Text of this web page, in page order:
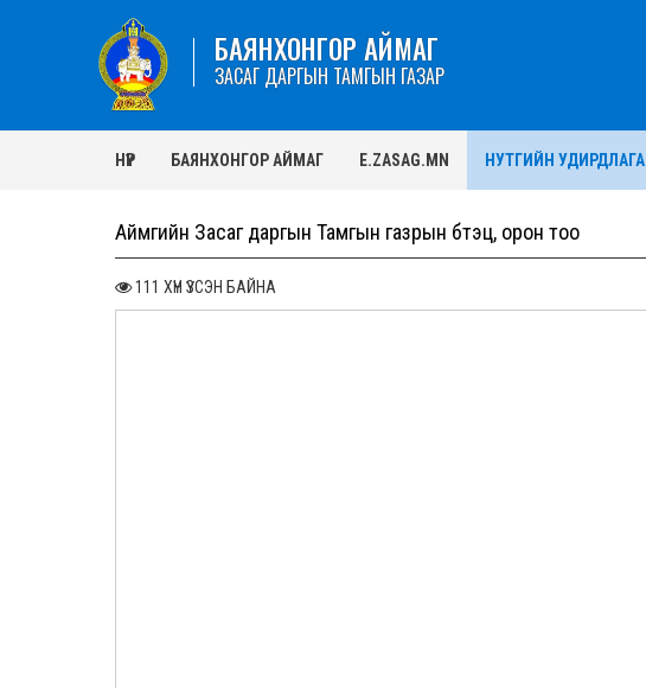
БАЯНХОНГОР АЙМАГ
ЗАСАГ ДАРГЫН ТАМГЫН ГАЗАР
НҮҮР БАЯНХОНГОР АЙМАГ E.ZASAG.MN НУТГИЙН УДИРДЛАГА
Аймгийн Засаг даргын Тамгын газрын бүтэц, орон тоо
111 ХҮН ҮЗСЭН БАЙНА